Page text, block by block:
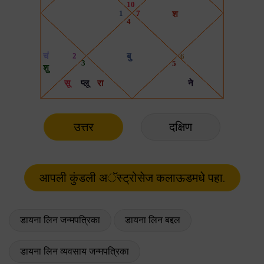
उत्तर दक्षिण
डायना लिन जन्मपत्रिका डायना लिन बद्दल
डायना लिन व्यवसाय जन्मपत्रिका